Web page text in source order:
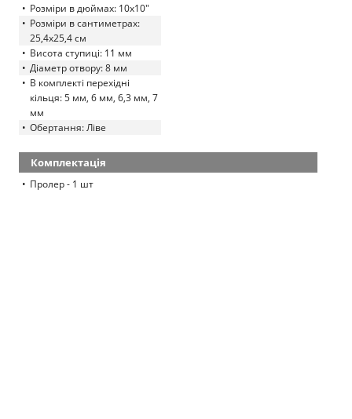
Розміри в дюймах: 10x10"
Розміри в сантиметрах:
25,4x25,4 см
Висота ступиці: 11 мм
Діаметр отвору: 8 мм
В комплекті перехідні
кільця: 5 мм, 6 мм, 6,3 мм, 7
мм
Обертання: Ліве
Комплектація
Пролер - 1 шт